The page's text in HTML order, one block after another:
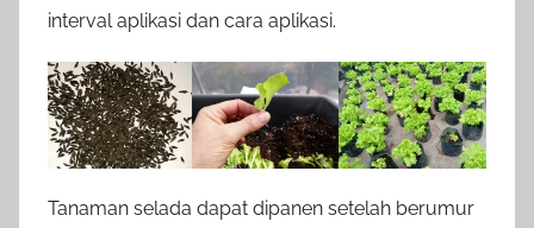
interval aplikasi dan cara aplikasi.
Tanaman selada dapat dipanen setelah berumur